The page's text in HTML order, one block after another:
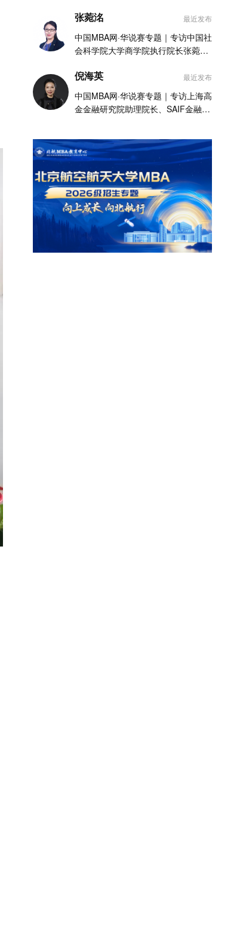
张菀洺 最近发布
中国MBA网·华说赛专题｜专访中国社
会科学院大学商学院执行院长张菀洺
倪海英 最近发布
中国MBA网·华说赛专题｜专访上海高
金金融研究院助理院长、SAIF金融